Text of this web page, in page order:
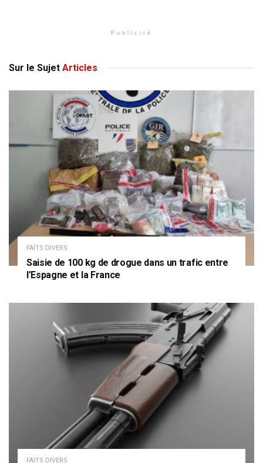
Publicité
Sur le Sujet Articles
FAITS DIVERS
Saisie de 100 kg de drogue dans un trafic entre
l’Espagne et la France
FAITS DIVERS